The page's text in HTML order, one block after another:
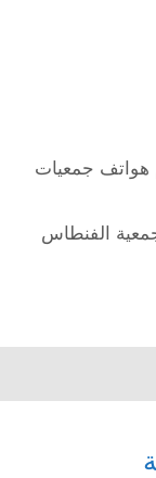
هواتف جمعيات
الفنطاس